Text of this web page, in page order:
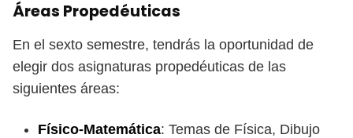
Áreas Propedéuticas
En el sexto semestre, tendrás la oportunidad de
elegir dos asignaturas propedéuticas de las
siguientes áreas:
Físico-Matemática: Temas de Física, Dibujo